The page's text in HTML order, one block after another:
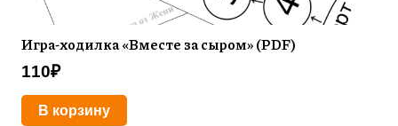
Игра-ходилка «Вместе за сыром» (PDF)
110₽
В корзину